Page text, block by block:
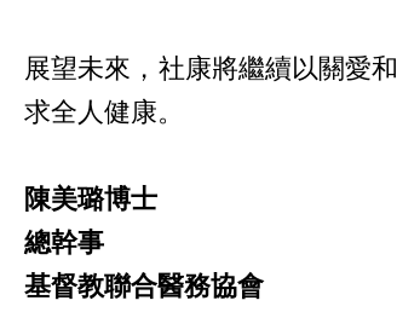
展望未來，社康將繼續以關愛
求全人健康。
陳美璐博士
總幹事
基督教聯合醫務協會